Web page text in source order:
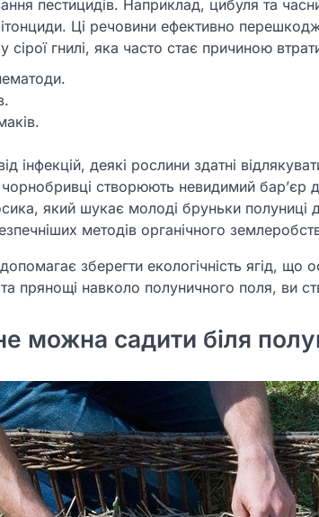
пестицидів. Наприклад, цибуля та
Ці речовини ефективно
сірої гнилі, яка часто стає причиною
інфекцій, деякі рослини здатні
створюють невидимий бар’єр
який шукає молоді бруньки полуниці
методів органічного
допомагає зберегти екологічність ягід,
та прянощі навколо полуничного поля, ви
можна садити біля